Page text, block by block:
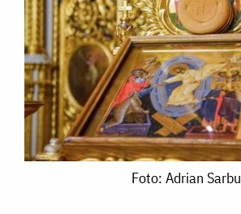
Foto: Adrian Sarbu